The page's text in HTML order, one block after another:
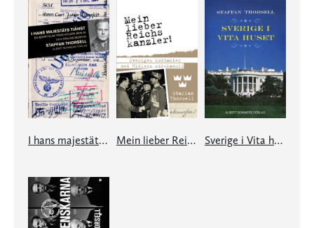
I hans majestäts tjänst Mein lieber Reichskanzler! Sverige i Vita huset